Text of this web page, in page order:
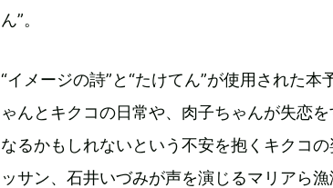
ん”。
“イメージの詩”と“たけてん”が使用された
ゃんとキクコの日常や、肉子ちゃんが失恋
なるかもしれないという不安を抱くキクコ
ッサン、石井いづみが声を演じるマリアら